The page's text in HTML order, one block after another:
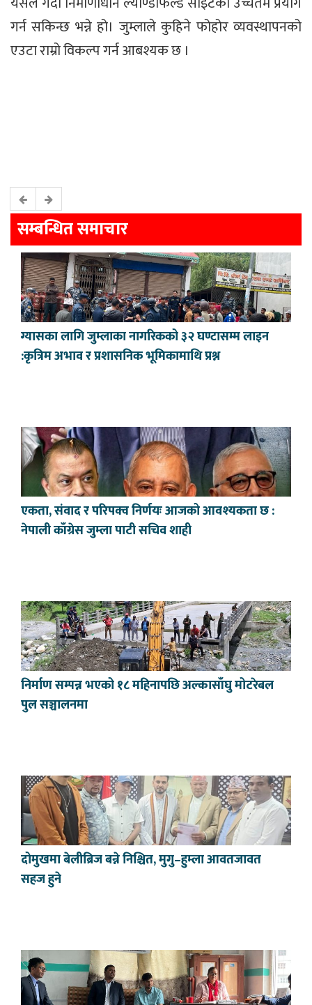
गर्न सकिन्छ भन्ने हो। जुम्लाले कुहिने फोहोर व्यवस्थापनको
एउटा राम्रो विकल्प गर्न आबश्यक छ ।
सम्बन्धित समाचार
ग्यासका लागि जुम्लाका नागरिकको ३२ घण्टासम्म लाइन
:कृत्रिम अभाव र प्रशासनिक भूमिकामाथि प्रश्न
एकता, संवाद र परिपक्व निर्णयः आजको आवश्यकता छ :
नेपाली काँग्रेस जुम्ला पाटी सचिव शाही
निर्माण सम्पन्न भएको १८ महिनापछि अल्कासाँघु मोटरेबल
पुल सञ्चालनमा
दोमुखमा बेलीब्रिज बन्ने निश्चित, मुगु–हुम्ला आवतजावत
सहज हुने